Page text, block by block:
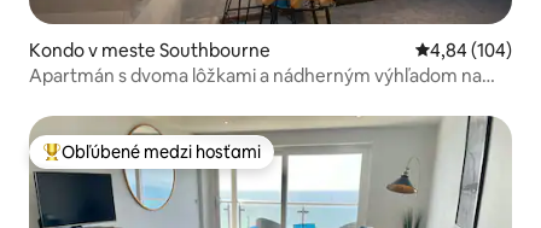
Kondo v meste Southbourne Priemerné
4,84 (104)
Apartmán s dvoma lôžkami a nádherným výhľadom na
Najobľúbenejšie medzi hosťami
Obľúbené medzi hosťami